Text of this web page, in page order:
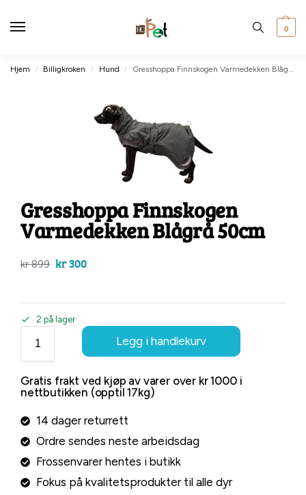
0
Hjem / Billigkroken / Hund / Gresshoppa Finnskogen Varmedekken Blågrå 50cm
Gresshoppa Finnskogen
Varmedekken Blågrå 50cm
kr899 kr300
2 på lager
Legg i handlekurv
Gratis frakt ved kjøp av varer over kr 1000 i
nettbutikken (opptil 17kg)
14 dager returrett
Ordre sendes neste arbeidsdag
Frossenvarer hentes i butikk
Fokus på kvalitetsprodukter til alle dyr